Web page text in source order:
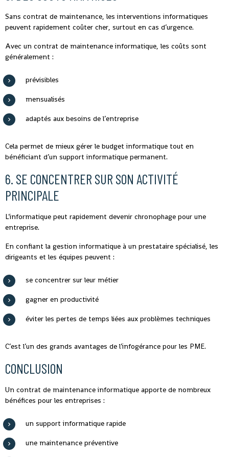
Sans contrat de maintenance, les interventions informatiques
peuvent rapidement coûter cher, surtout en cas d’urgence.
Avec un contrat de maintenance informatique, les coûts sont
généralement :
prévisibles
mensualisés
adaptés aux besoins de l’entreprise
Cela permet de mieux gérer le budget informatique tout en
bénéficiant d’un support informatique permanent.
6. SE CONCENTRER SUR SON ACTIVITÉ
PRINCIPALE
L’informatique peut rapidement devenir chronophage pour une
entreprise.
En confiant la gestion informatique à un prestataire spécialisé, les
dirigeants et les équipes peuvent :
se concentrer sur leur métier
gagner en productivité
éviter les pertes de temps liées aux problèmes techniques
C’est l’un des grands avantages de l’infogérance pour les PME.
CONCLUSION
Un contrat de maintenance informatique apporte de nombreux
bénéfices pour les entreprises :
un support informatique rapide
une maintenance préventive